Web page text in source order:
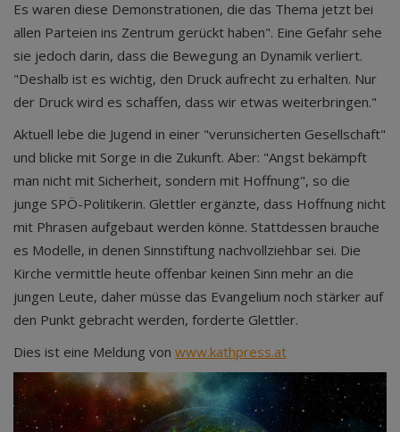
Es waren diese Demonstrationen, die das Thema jetzt bei
allen Parteien ins Zentrum gerückt haben". Eine Gefahr sehe
sie jedoch darin, dass die Bewegung an Dynamik verliert.
"Deshalb ist es wichtig, den Druck aufrecht zu erhalten. Nur
der Druck wird es schaffen, dass wir etwas weiterbringen."
Aktuell lebe die Jugend in einer "verunsicherten Gesellschaft"
und blicke mit Sorge in die Zukunft. Aber: "Angst bekämpft
man nicht mit Sicherheit, sondern mit Hoffnung", so die
junge SPÖ-Politikerin. Glettler ergänzte, dass Hoffnung nicht
mit Phrasen aufgebaut werden könne. Stattdessen brauche
es Modelle, in denen Sinnstiftung nachvollziehbar sei. Die
Kirche vermittle heute offenbar keinen Sinn mehr an die
jungen Leute, daher müsse das Evangelium noch stärker auf
den Punkt gebracht werden, forderte Glettler.
Dies ist eine Meldung von www.kathpress.at